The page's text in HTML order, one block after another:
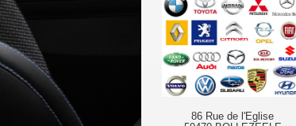
86 Rue de l'Eglise